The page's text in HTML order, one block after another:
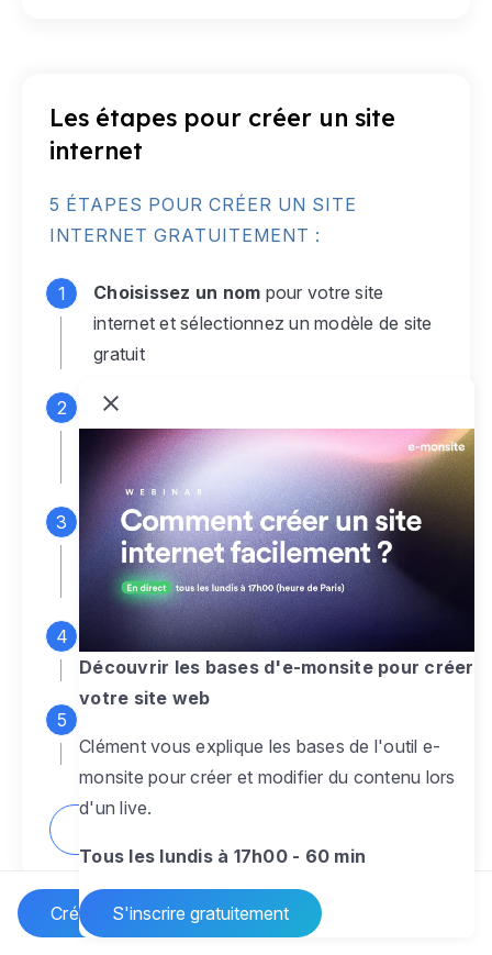
Créer un site Internet
Les étapes pour créer un site
internet
5 ÉTAPES POUR CRÉER UN SITE
INTERNET GRATUITEMENT :
Choisissez un nom pour votre site
internet et sélectionnez un modèle de site
gratuit
Connectez-vous
monsite gratuit pour accéder à votre
espace d'administration
Personnalisez entièrement le
designpour créer un site web sur-mesure,
à votre image
Ajoutez des pagessans limite pour
présenter votre activité, votre passion
pour rendre votre site dynamique
Découvrir les bases d'e-monsite pour créer
votre site web
Clément vous explique les bases de l'outil e-
monsite pour créer et modifier du contenu lors
d'un live.
Tous les lundis à 17h00 - 60 min
S'inscrire gratuitement